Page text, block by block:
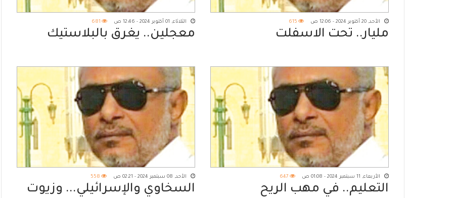
الأحد, 20 أكتوبر 2024 - 12:06 ص 615
مليار.. تحت الاسفلت
الثلاثاء, 01 أكتوبر 2024 - 12:46 ص 681
معجلين.. يغرق بالبلاستيك
الأربعاء, 11 سبتمبر 2024 - 01:08 ص 647
التعليم.. في مهب الريح
الأحد, 08 سبتمبر 2024 - 02:21 ص 558
السخاوي والإسرائيلي... وزيوت